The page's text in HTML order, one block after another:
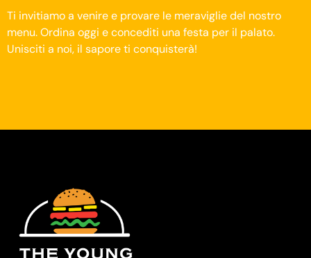
Ti invitiamo a venire e provare le meraviglie del nostro
menu. Ordina oggi e concediti una festa per il palato.
Unisciti a noi, il sapore ti conquisterà!